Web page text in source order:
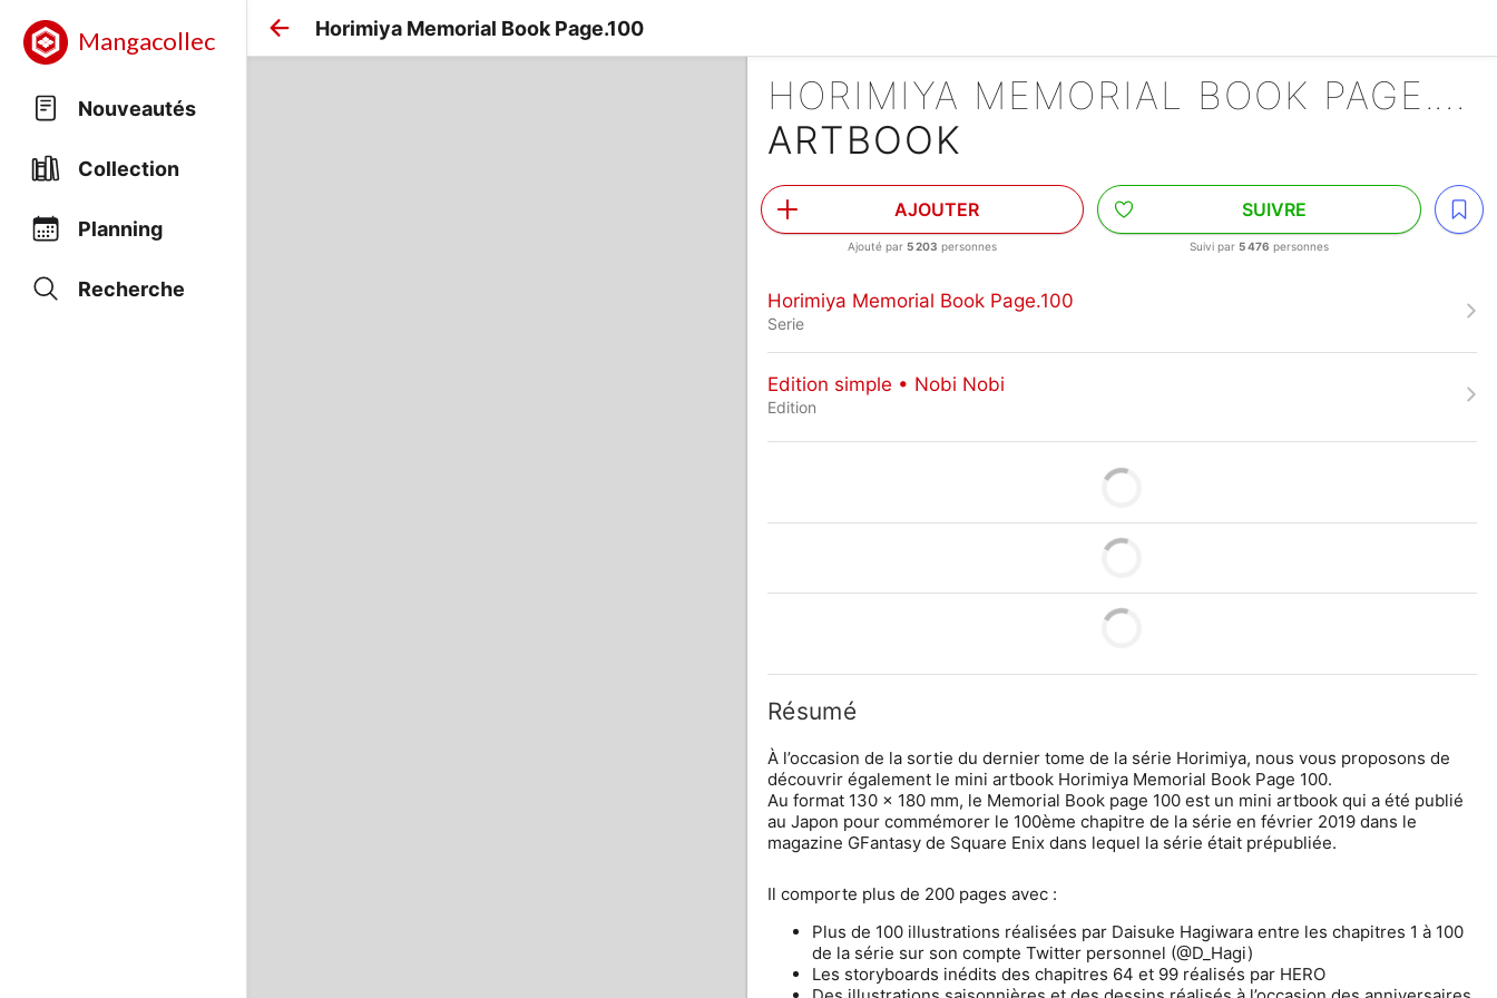
Mangacollec
Nouveautés
Collection
Planning
Recherche
Horimiya Memorial Book Page.100
HORIMIYA MEMORIAL BOOK PAGE.100
ARTBOOK
AJOUTER
Ajouté par5 203 personnes
SUIVRE
Suivi par5 476 personnes
Horimiya Memorial Book Page.100
Serie
Edition simple • Nobi Nobi
Edition
Résumé
À l’occasion de la sortie du dernier tome de la série Horimiya, nous vous proposons de
découvrir également le mini artbook Horimiya Memorial Book Page 100.
Au format 130 x 180 mm, le Memorial Book page 100 est un mini artbook qui a été publié
au Japon pour commémorer le 100ème chapitre de la série en février 2019 dans le
magazine GFantasy de Square Enix dans lequel la série était prépubliée.
Il comporte plus de 200 pages avec :
Plus de 100 illustrations réalisées par Daisuke Hagiwara entre les chapitres 1 à 100
de la série sur son compte Twitter personnel (@D_Hagi)
Les storyboards inédits des chapitres 64 et 99 réalisés par HERO